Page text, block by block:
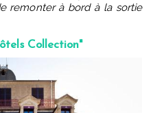
remonter à bord à la sortie
Collection"